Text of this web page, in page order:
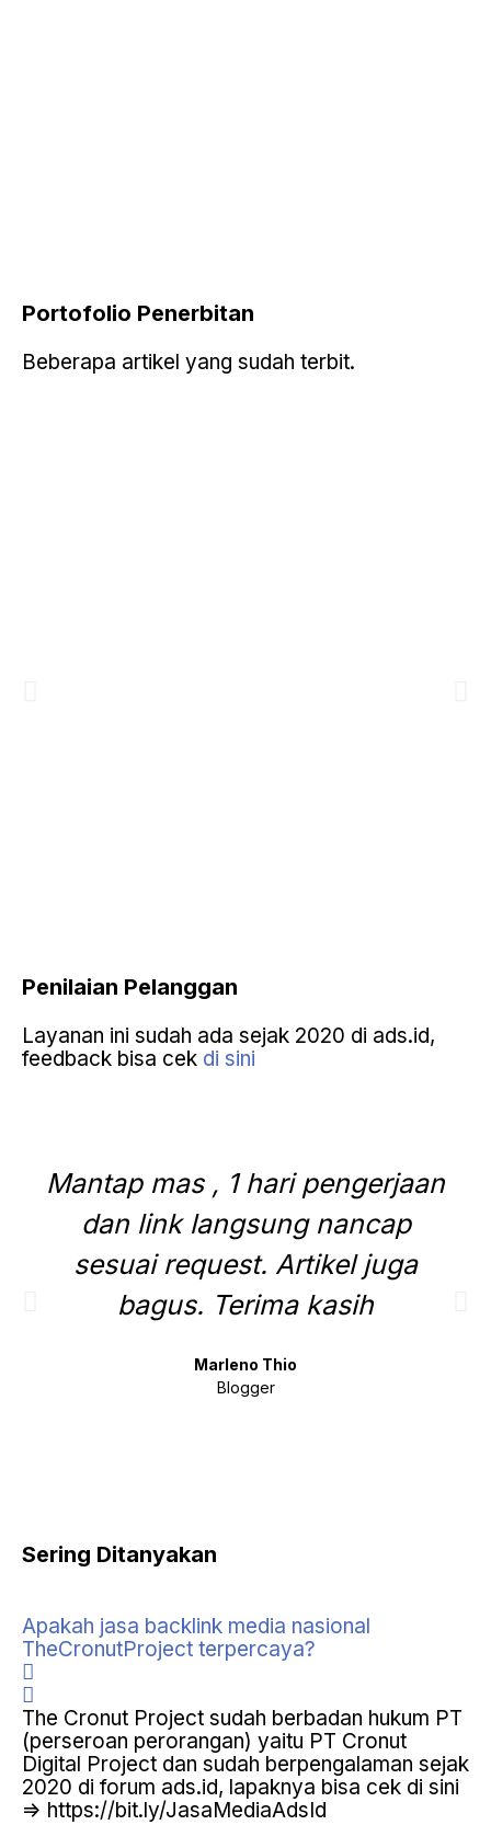
Portofolio Penerbitan
Beberapa artikel yang sudah terbit.
Penilaian Pelanggan
Layanan ini sudah ada sejak 2020 di ads.id,
feedback bisa cek di sini
Mantap mas , 1 hari pengerjaan
dan link langsung nancap
sesuai request. Artikel juga
bagus. Terima kasih
Marleno Thio
Blogger
Sering Ditanyakan
Apakah jasa backlink media nasional
TheCronutProject terpercaya?
The Cronut Project sudah berbadan hukum PT
(perseroan perorangan) yaitu PT Cronut
Digital Project dan sudah berpengalaman sejak
2020 di forum ads.id, lapaknya bisa cek di sini
=> https://bit.ly/JasaMediaAdsId